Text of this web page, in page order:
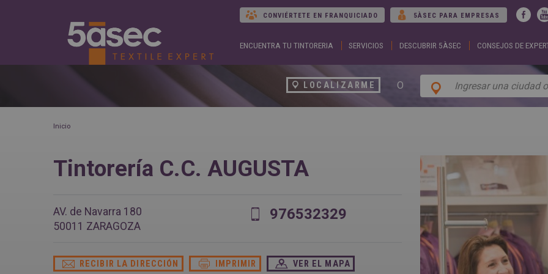
Jump to navigation
CONVIÉRTETE EN FRANQUICIADO 5ÀSEC PARA EMPRESAS
ARGENTINA
English
COLOMBIA
REPUBLIC
Čeština
DUBAI
EGYPT
Arabic
English
ENCUENTRA TU TINTORERIA SERVICIOS DESCUBRIR 5ÀSEC CONSEJOS DE
LOCALIZARME O
Inicio
Tintorería C.C. AUGUSTA
AV. de Navarra 180
50011 ZARAGOZA
976532329
RECIBIR LA DIRECCIÓN IMPRIMIR VER EL MAPA